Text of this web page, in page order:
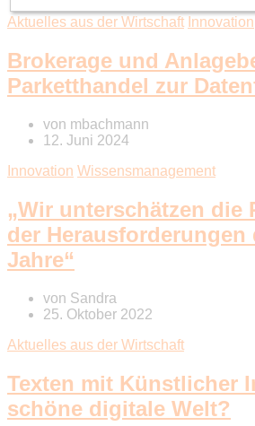
Aktuelles aus der Wirtschaft Innovation
Brokerage und
Parketthandel zur
von mbachmann
12. Juni 2024
Innovation Wissensmanagement
„Wir unterschätzen die
der Herausforderungen
Jahre“
von Sandra
25. Oktober 2022
Aktuelles aus der Wirtschaft
Texten mit Künstlicher
schöne digitale Welt?